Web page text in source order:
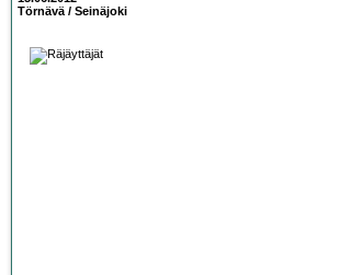
Törnävä / Seinäjoki